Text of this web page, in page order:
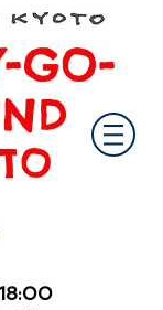
ンド京都
GO-